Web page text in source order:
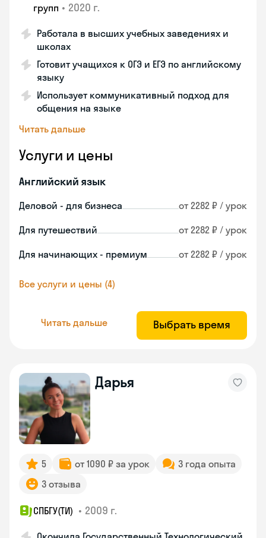
групп • 2020 г.
Работала в высших учебных заведениях и
школах
Готовит учащихся к ОГЭ и ЕГЭ по английскому
языку
Использует коммуникативный подход для
общения на языке
Читать дальше
Услуги и цены
Английский язык
Деловой - для бизнеса от 2282 ₽ / урок
Для путешествий от 2282 ₽ / урок
Для начинающих - премиум от 2282 ₽ / урок
Все услуги и цены (4)
Читать дальше Выбрать время
Дарья
5 от 1090 ₽ за урок
3 года опыта
3 отзыва
СПБГУ(ТИ) • 2009 г.